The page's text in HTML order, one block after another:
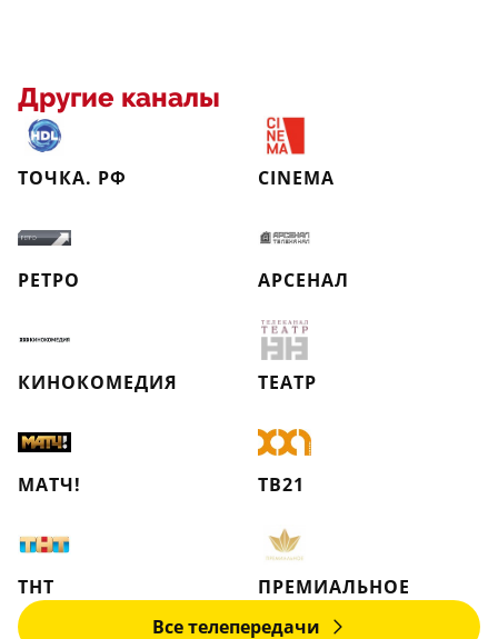
Другие каналы
ТОЧКА. РФ CINEMA
РЕТРО АРСЕНАЛ
КИНОКОМЕДИЯ ТЕАТР
МАТЧ! ТВ21
ТНТ
ПРЕМИАЛЬНОЕ
Все телепередачи